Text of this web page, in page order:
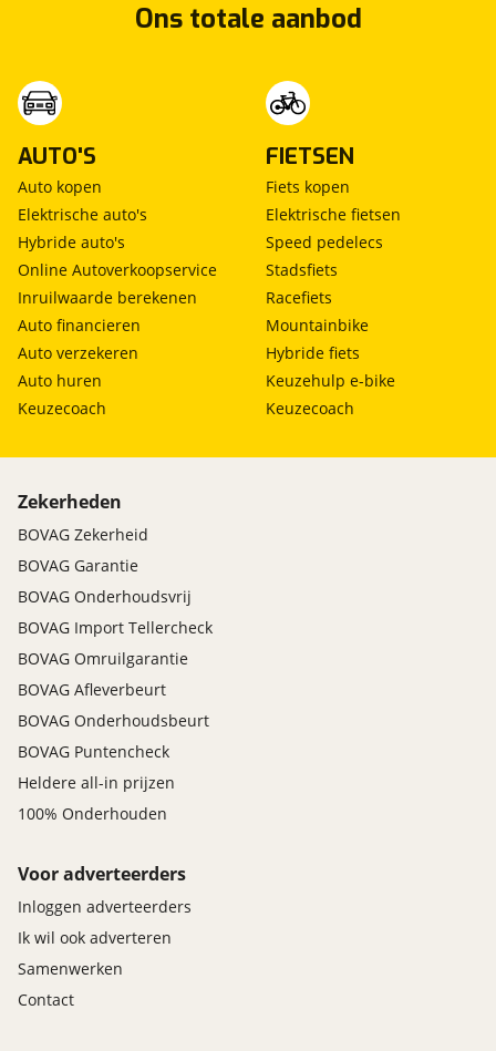
Ons totale aanbod
AUTO'S
Auto kopen
Elektrische auto's
Hybride auto's
Online Autoverkoopservice
Inruilwaarde berekenen
Auto financieren
Auto verzekeren
Auto huren
Keuzecoach
FIETSEN
Fiets kopen
Elektrische fietsen
Speed pedelecs
Stadsfiets
Racefiets
Mountainbike
Hybride fiets
Keuzehulp e-bike
Keuzecoach
Zekerheden
BOVAG Zekerheid
BOVAG Garantie
BOVAG Onderhoudsvrij
BOVAG Import Tellercheck
BOVAG Omruilgarantie
BOVAG Afleverbeurt
BOVAG Onderhoudsbeurt
BOVAG Puntencheck
Heldere all-in prijzen
100% Onderhouden
Voor adverteerders
Inloggen adverteerders
Ik wil ook adverteren
Samenwerken
Contact